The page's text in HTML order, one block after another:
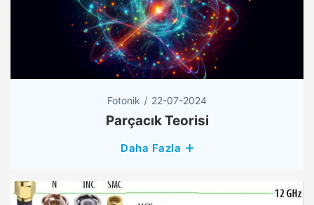
Fotonik 22-07-2024
Parçacık Teorisi
Daha Fazla